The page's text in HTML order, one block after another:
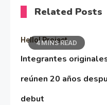
Related Posts
4 MINS READ
Hello! Project
Integrantes
reúnen 20 años
debut